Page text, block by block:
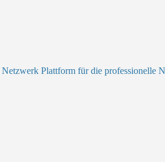
Plattform für die professionelle